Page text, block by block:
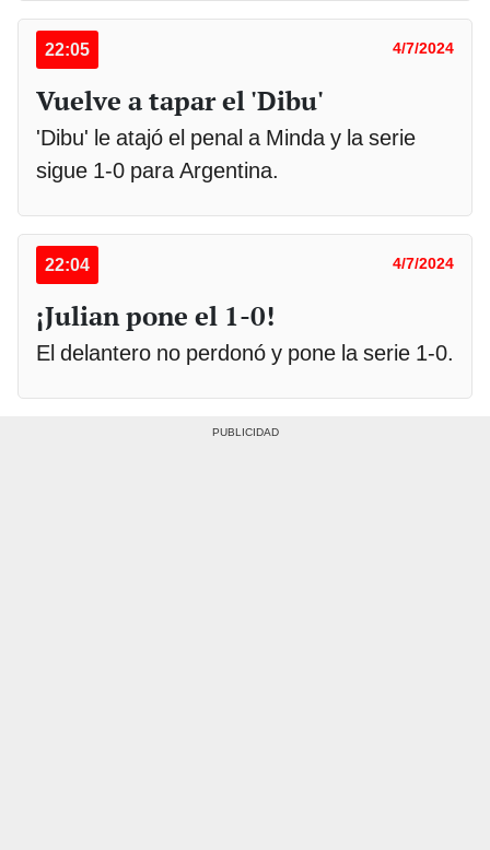
22:05 4/7/2024
Vuelve a tapar el 'Dibu'
'Dibu' le atajó el penal a Minda y la serie
sigue 1-0 para Argentina.
22:04 4/7/2024
¡Julian pone el 1-0!
El delantero no perdonó y pone la serie 1-0.